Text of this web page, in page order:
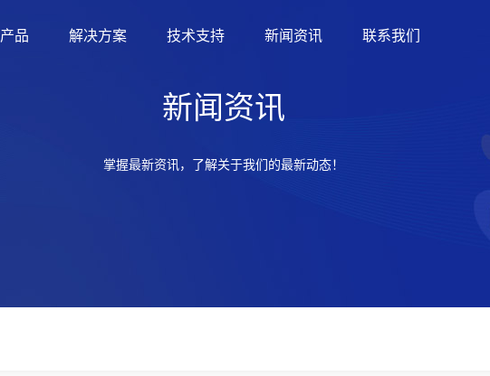
产品 解决方案 技术支持 新闻资讯 联系我们
新闻资讯
掌握最新资讯，了解关于我们的最新动态！